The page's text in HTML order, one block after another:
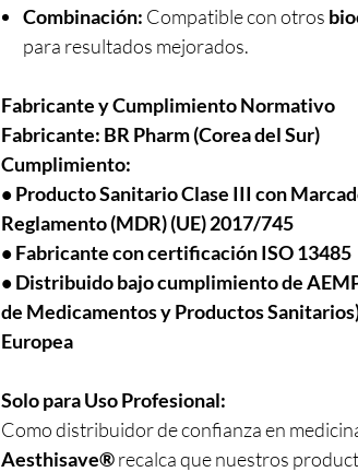
Combinación: Compatible con otros
para resultados mejorados.
Fabricante y Cumplimiento Normativo
Fabricante: BR Pharm (Corea del Sur)
Cumplimiento:
• Producto Sanitario Clase III con
Reglamento (MDR) (UE) 2017/745
• Fabricante con certificación ISO 13485
• Distribuido bajo cumplimiento de
de Medicamentos y Productos
Europea
Solo para Uso Profesional:
Como distribuidor de confianza en
Aesthisave®recalca que nuestros